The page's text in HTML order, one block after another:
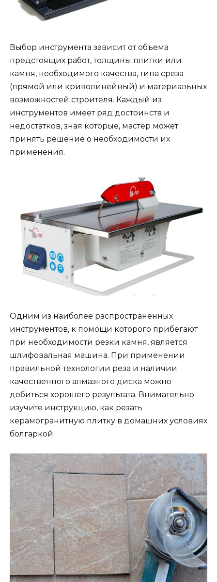
Выбор инструмента зависит от объема
предстоящих работ, толщины плитки или
камня, необходимого качества, типа среза
(прямой или криволинейный) и материальных
возможностей строителя. Каждый из
инструментов имеет ряд достоинств и
недостатков, зная которые, мастер может
принять решение о необходимости их
применения.
Одним из наиболее распространенных
инструментов, к помощи которого прибегают
при необходимости резки камня, является
шлифовальная машина. При применении
правильной технологии реза и наличии
качественного алмазного диска можно
добиться хорошего результата. Внимательно
изучите инструкцию, как резать
керамогранитную плитку в домашних условиях
болгаркой.